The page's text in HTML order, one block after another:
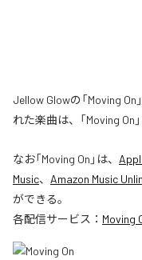
Jellow Glowの「Moving
れた楽曲は、「Moving On
なお「Moving On 」は、
Music、 Amazon Music
ができる。
各配信サービス： Moving